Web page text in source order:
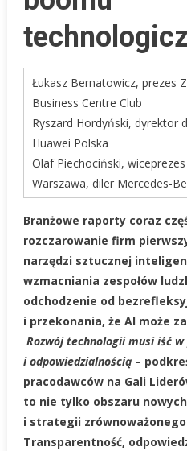
Łukasz Bernatowicz, prezes
Business Centre Club
Ryszard Hordyński, dyrektor
Huawei Polska
Olaf Piechociński,
Warszawa, diler Mercedes-
Branżowe raporty coraz
rozczarowanie firm
narzędzi sztucznej
wzmacniania zespołów
odchodzenie od
i przekonania, że AI może
Rozwój technologii musi iść
i odpowiedzialnością–
pracodawców na Gali
to nie tylko obszaru
i strategii
Transparentność,